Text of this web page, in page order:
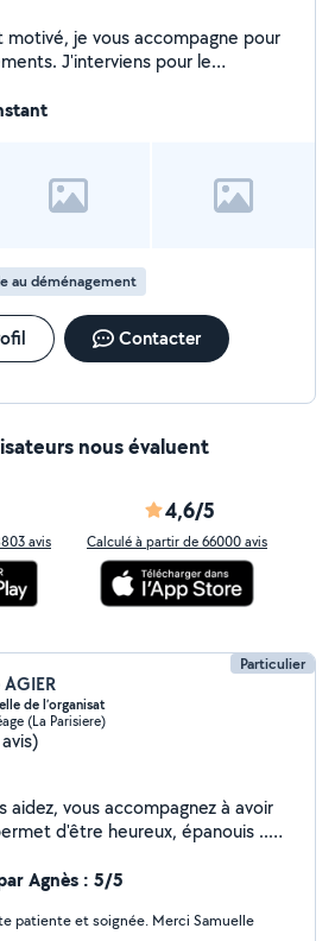
motivé, je vous accompagne pour
J'interviens pour le
du camion afin
et dans la bonne humeur,
et vos consignes. Disponible en
selon vos besoins. Votre
au déménagement
Contacter
nous évaluent
avis
4,6/5
Calculé à partir de 66000 avis
Particulier
de l’organisat
(La Parisiere)
aidez, vous accompagnez à avoir
le travail,
Agnès : 5/5
patiente et soignée. Merci Samuelle